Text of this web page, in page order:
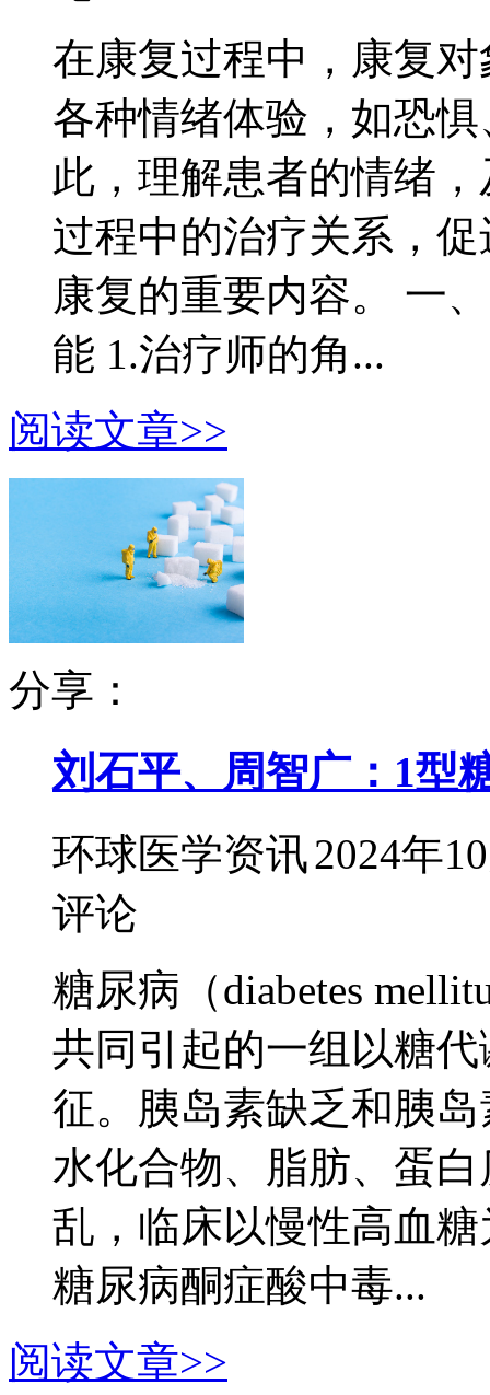
在康复过程中，康复
各种情绪体验，如恐
此，理解患者的情绪
过程中的治疗关系，
康复的重要内容。 一
能 1.治疗师的角...
阅读文章>>
分享：
刘石平、周智广：1型
环球医学资讯2024年
评论
糖尿病（diabetes
共同引起的一组以糖
征。胰岛素缺乏和胰
水化合物、脂肪、蛋
乱，临床以慢性高血
糖尿病酮症酸中毒...
阅读文章>>